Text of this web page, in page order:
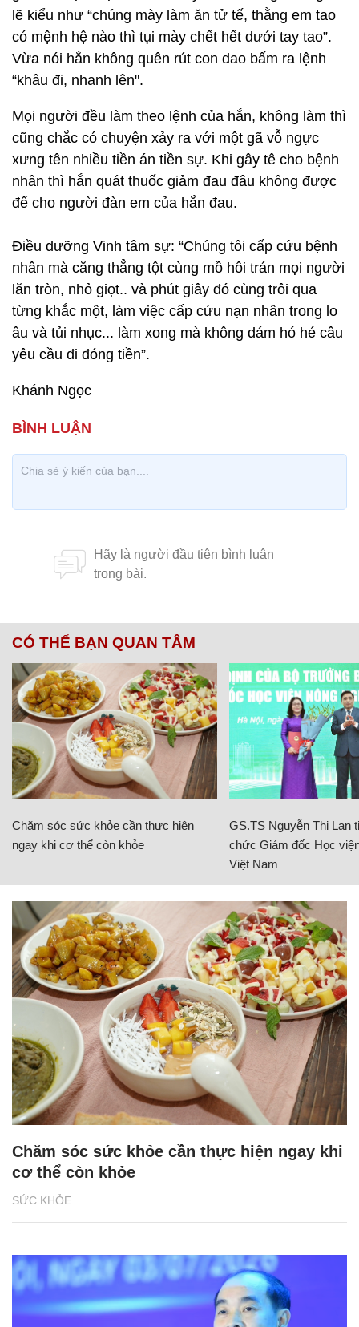
lẽ kiểu như “chúng mày làm ăn tử tế, thằng em tao
có mệnh hệ nào thì tụi mày chết hết dưới tay tao”.
Vừa nói hắn không quên rút con dao bấm ra lệnh
“khâu đi, nhanh lên".
Mọi người đều làm theo lệnh của hắn, không làm thì
cũng chắc có chuyện xảy ra với một gã vỗ ngực
xưng tên nhiều tiền án tiền sự. Khi gây tê cho bệnh
nhân thì hắn quát thuốc giảm đau đâu không được
để cho người đàn em của hắn đau.
Điều dưỡng Vinh tâm sự: “Chúng tôi cấp cứu bệnh
nhân mà căng thẳng tột cùng mồ hôi trán mọi người
lăn tròn, nhỏ giọt.. và phút giây đó cùng trôi qua
từng khắc một, làm việc cấp cứu nạn nhân trong lo
âu và tủi nhục... làm xong mà không dám hó hé câu
yêu cầu đi đóng tiền”.
Khánh Ngọc
CÓ THỂ BẠN QUAN TÂM
Chăm sóc sức khỏe cần thực hiện
ngay khi cơ thể còn khỏe
GS.TS Nguyễn Thị Lan
chức Giám đốc Học
Việt Nam
SỨC KHỎE
Chăm sóc sức khỏe cần thực hiện ngay khi
cơ thể còn khỏe